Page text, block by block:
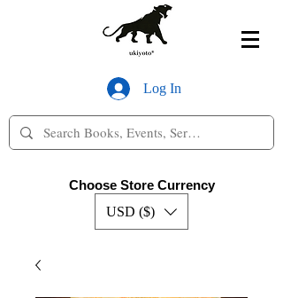
Log In
Choose Store Currency
USD ($)